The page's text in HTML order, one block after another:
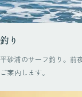
釣り
平砂浦のサーフ釣り。前
ご案内します。